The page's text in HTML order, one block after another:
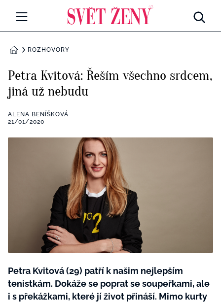
Všechny kategorie
RETROHUBKY
PSYCHOLOGIE
Všechny kategorie
Všechny kategorie
Všechny kategorie
Testy a kvízy
Všechny kategorie
Tvoření
Rady a tipy
BurdaMedia
Extra
SVĚT ŽENY - 599 KČ
ROČNÍ PŘEDPLATNÉ SVĚT ŽENY +
SADA PRODUKTŮ MANA (10 ks)
DOMŮROZHOVORY
Petra Kvitová: Řeším všechno srdcem,
jiná už nebudu
ALENA BENÍŠKOVÁ
21/01/2020
Petra Kvitová (29) patří k našim nejlepším
tenistkám. Dokáže se poprat se soupeřkami, ale
i s překážkami, které jí život přináší. Mimo kurty